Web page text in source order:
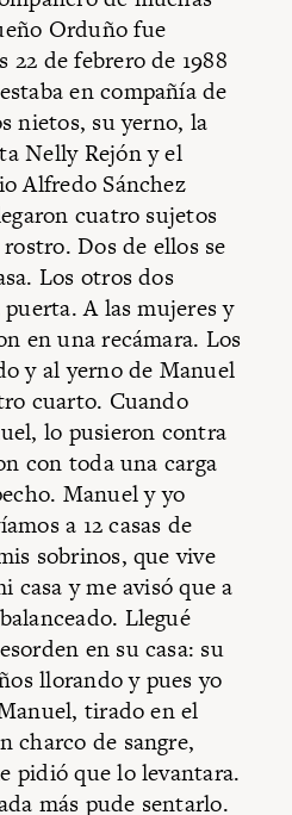
Orduño fue
22 de febrero de 1988
en compañía de
nietos, su yerno, la
Nelly Rejón y el
Alfredo Sánchez
cuatro sujetos
Dos de ellos se
Los otros dos
A las mujeres y
en una recámara. Los
y al yerno de Manuel
cuarto. Cuando
lo pusieron contra
con toda una carga
Manuel y yo
a 12 casas de
sobrinos, que vive
casa y me avisó que a
Llegué
en su casa: su
llorando y pues yo
tirado en el
charco de sangre,
pidió que lo levantara.
más pude sentarlo.